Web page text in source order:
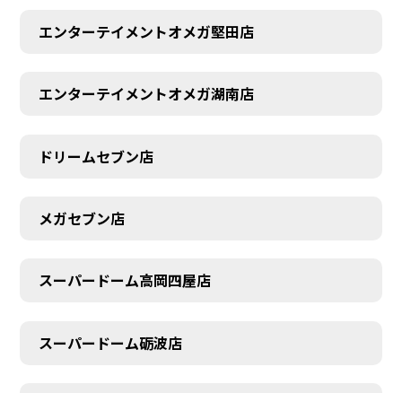
エンターテイメントオメガ堅田店
エンターテイメントオメガ湖南店
ドリームセブン店
メガセブン店
スーパードーム高岡四屋店
スーパードーム砺波店